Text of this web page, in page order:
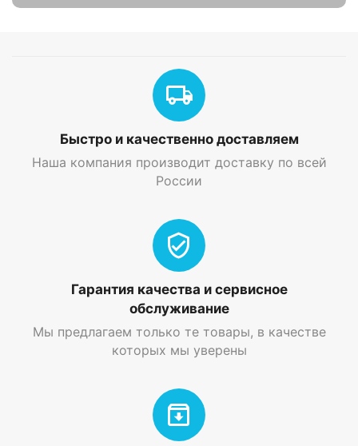
Быстро и качественно доставляем
Наша компания производит доставку по всей
России
Гарантия качества и сервисное
обслуживание
Мы предлагаем только те товары, в качестве
которых мы уверены